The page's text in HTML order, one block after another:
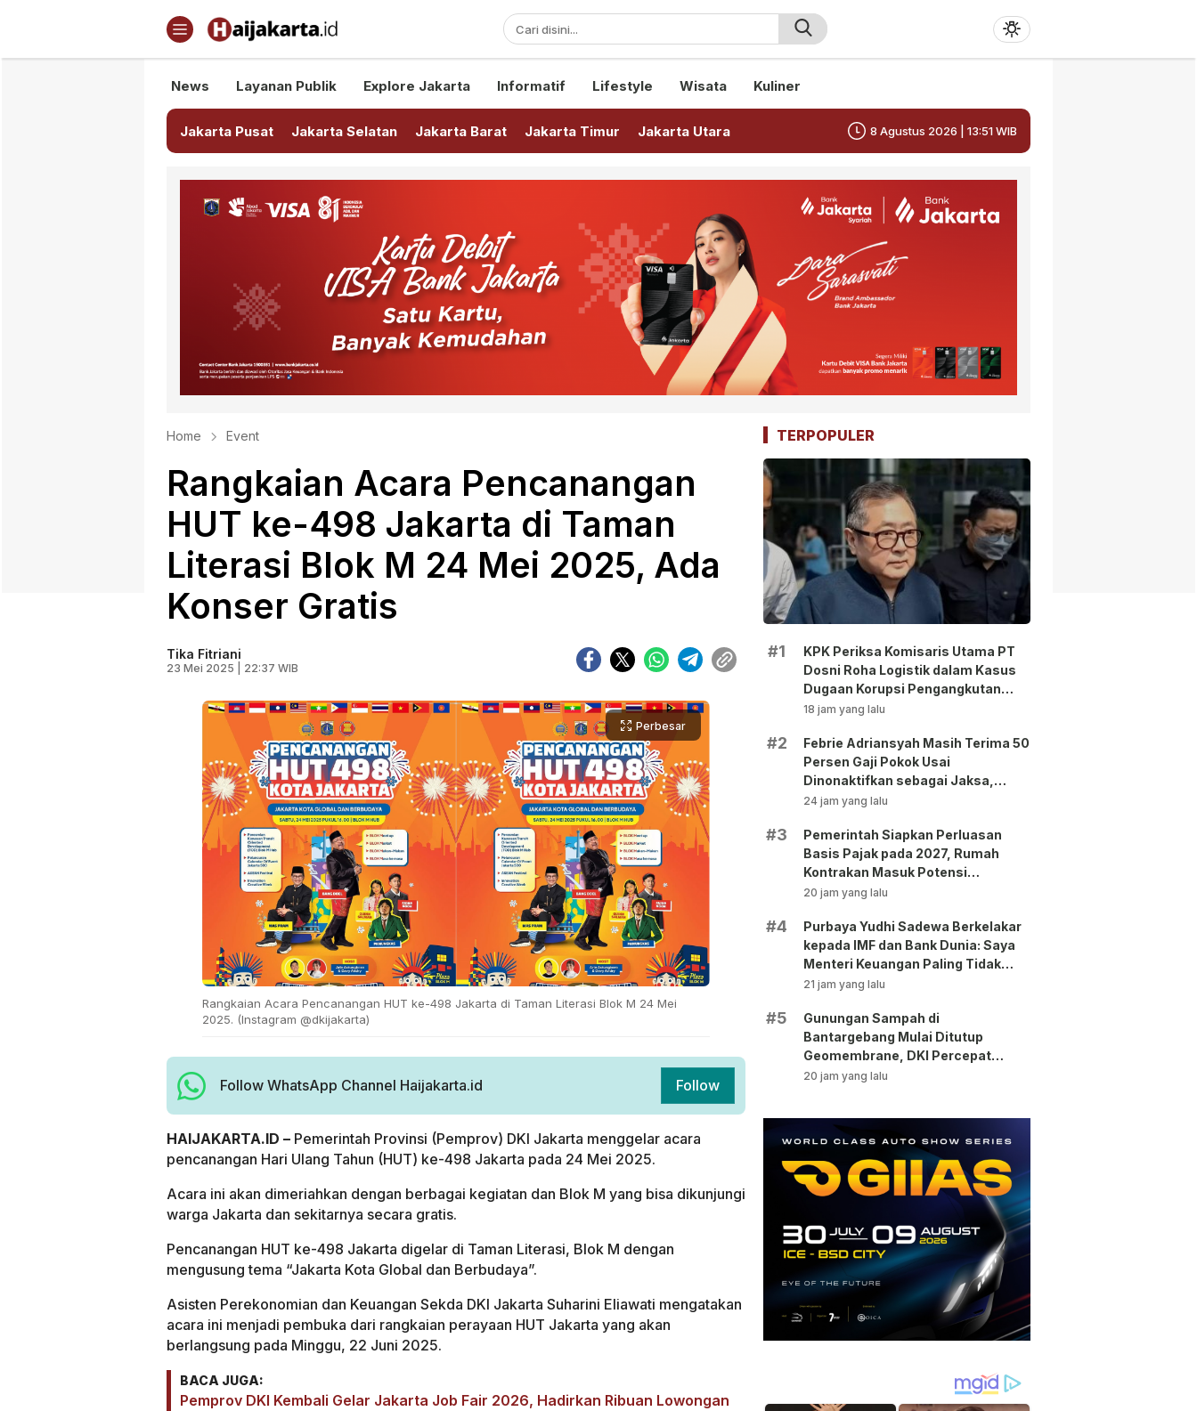
Haijakarta.id
Semua Tentang Jakarta Ada Disini!
News Layanan Publik Explore Jakarta Informatif Lifestyle Wisata Kuliner
Jakarta Pusat Jakarta Selatan Jakarta Barat Jakarta Timur Jakarta Utara 8 Agustus 2026 | 13:51 WIB
Home Event
Rangkaian Acara Pencanangan
HUT ke-498 Jakarta di Taman
Literasi Blok M 24 Mei 2025, Ada
Konser Gratis
Tika Fitriani
23 Mei 2025 | 22:37 WIB
Perbesar
Rangkaian Acara Pencanangan HUT ke-498 Jakarta di Taman Literasi Blok M 24 Mei
2025. (Instagram @dkijakarta)
Follow WhatsApp Channel Haijakarta.id Follow
HAIJAKARTA.ID – Pemerintah Provinsi (Pemprov) DKI Jakarta menggelar acara
pencanangan Hari Ulang Tahun (HUT) ke-498 Jakarta pada 24 Mei 2025.
Acara ini akan dimeriahkan dengan berbagai kegiatan dan Blok M yang bisa dikunjungi
warga Jakarta dan sekitarnya secara gratis.
Pencanangan HUT ke-498 Jakarta digelar di Taman Literasi, Blok M dengan
mengusung tema “Jakarta Kota Global dan Berbudaya”.
Asisten Perekonomian dan Keuangan Sekda DKI Jakarta Suharini Eliawati mengatakan
acara ini menjadi pembuka dari rangkaian perayaan HUT Jakarta yang akan
berlangsung pada Minggu, 22 Juni 2025.
BACA JUGA:
Pemprov DKI Kembali Gelar Jakarta Job Fair 2026, Hadirkan Ribuan Lowongan
TERPOPULER
#1
KPK Periksa Komisaris Utama PT
Dosni Roha Logistik dalam Kasus
Dugaan Korupsi Pengangkutan
Bansos!
18 jam yang lalu
#2
Febrie Adriansyah Masih Terima 50
Persen Gaji Pokok Usai
Dinonaktifkan sebagai Jaksa,
Tunjangan ASN Dihentikan!
24 jam yang lalu
#3
Pemerintah Siapkan Perluasan
Basis Pajak pada 2027, Rumah
Kontrakan Masuk Potensi
Pengawasan!
20 jam yang lalu
#4
Purbaya Yudhi Sadewa Berkelakar
kepada IMF dan Bank Dunia: Saya
Menteri Keuangan Paling Tidak
Beruntung di Dunia!
21 jam yang lalu
#5
Gunungan Sampah di
Bantargebang Mulai Ditutup
Geomembrane, DKI Percepat
Penghentian Sistem Open
20 jam yang lalu